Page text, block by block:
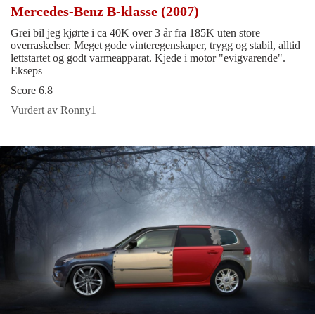
Mercedes-Benz B-klasse (2007)
Grei bil jeg kjørte i ca 40K over 3 år fra 185K uten store
overraskelser. Meget gode vinteregenskaper, trygg og stabil, alltid
lettstartet og godt varmeapparat. Kjede i motor "evigvarende".
Ekseps
Score 6.8
Vurdert av Ronny1